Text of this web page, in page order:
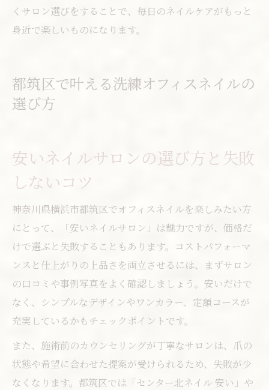
くサロン選びをすることで、毎日のネイルケアがもっと
身近で楽しいものになります。
都筑区で叶える洗練オフィスネイルの
選び方
安いネイルサロンの選び方と失敗
しないコツ
神奈川県横浜市都筑区でオフィスネイルを楽しみたい方
にとって、「安いネイルサロン」は魅力ですが、価格だ
けで選ぶと失敗することもあります。コストパフォーマ
ンスと仕上がりの上品さを両立させるには、まずサロン
の口コミや事例写真をよく確認しましょう。安いだけで
なく、シンプルなデザインやワンカラー、定額コースが
充実しているかもチェックポイントです。
また、施術前のカウンセリングが丁寧なサロンは、爪の
状態や希望に合わせた提案が受けられるため、失敗が少
なくなります。都筑区では「センター北ネイル 安い」や